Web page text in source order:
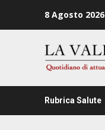
8 Agosto 2026
Rubrica Salute